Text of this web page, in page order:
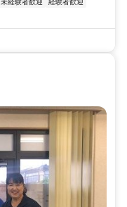
未経験者歓迎
経験者歓迎